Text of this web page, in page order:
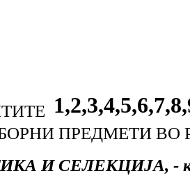
ПРЕДМЕТИ
И СЕЛЕКЦИЈА, -